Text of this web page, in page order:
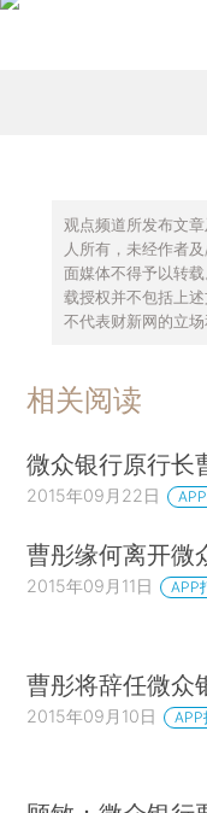
观点频道所发布文
人所有，未经作者
面媒体不得予以转
载授权并不包括上
不代表财新网的立场
相关阅读
微众银行原行长
2015年09月22日
曹彤缘何离开微
2015年09月11日 APP
曹彤将辞任微众
2015年09月10日 APP